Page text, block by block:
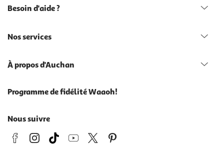
Besoin d'aide ?
Nos services
À propos d'Auchan
Programme de fidélité Waaoh!
Nous suivre